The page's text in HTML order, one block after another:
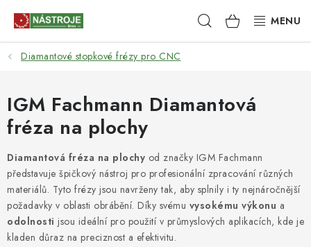
Hledat NÁKUPNÍ
KOŠÍK
NÁSTROJE
AKCE
BRUSIVO
ELEKTRONÁŘADÍ
LEPENÍ A SPOJOVÁNÍ
RUČNÍ NÁŘADÍ, PŘÍPRAVKY
Diamantové stopkové frézy pro CNC
IGM Fachmann Diamantová
fréza na plochy
Diamantová fréza na plochy od značky IGM Fachmann
představuje špičkový nástroj pro profesionální zpracování různých
materiálů. Tyto frézy jsou navrženy tak, aby splnily i ty nejnáročnější
požadavky v oblasti obrábění. Díky svému vysokému výkonu a
odolnosti jsou ideální pro použití v průmyslových aplikacích, kde je
kladen důraz na preciznost a efektivitu.